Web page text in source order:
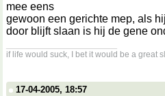
mee eens
gewoon een gerichte mep, als
door blijft slaan is hij de gene
if life would suck, I bet it would be a great
17-04-2005, 18:57